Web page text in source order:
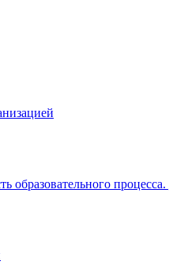
образовательного